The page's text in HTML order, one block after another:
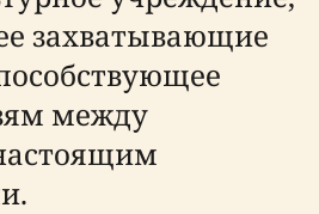
захватывающие
между